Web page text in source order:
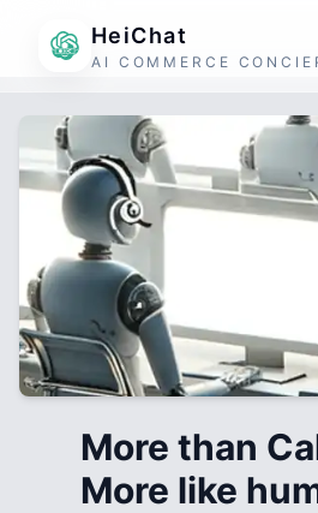
HeiChat
AI COMMERCE
More than
More like